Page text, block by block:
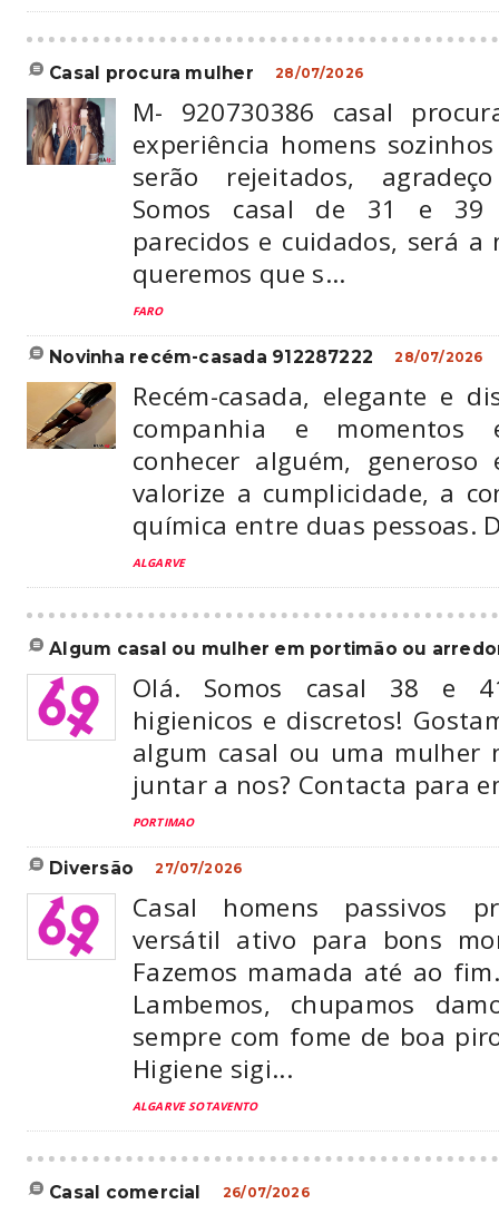
casal procura mulher 28/07/2026
M- 920730386 casal
experiência homens
serão rejeitados,
Somos casal de 31 e
parecidos e cuidados, será a
queremos que s...
FARO
novinha recém-casada 912287222 28/07/2026
Recém-casada, elegante e
companhia e momentos
conhecer alguém,
valorize a cumplicidade, a
química entre duas pessoas.
ALGARVE
algum casal ou mulher em portimão ou
Olá. Somos casal 38 e
higienicos e discretos!
algum casal ou uma mulher
juntar a nos? Contacta para
PORTIMAO
diversão 27/07/2026
Casal homens passivos
versátil ativo para bons
Fazemos mamada até ao
Lambemos, chupamos
sempre com fome de boa
Higiene sigi...
ALGARVE SOTAVENTO
casal comercial 26/07/2026